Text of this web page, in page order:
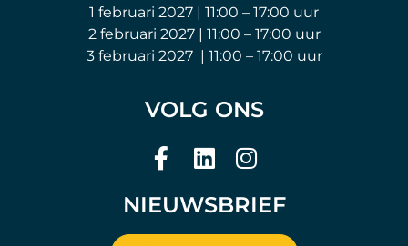
1 februari 2027 | 11:00 – 17:00 uur
2 februari 2027 | 11:00 – 17:00 uur
3 februari 2027 | 11:00 – 17:00 uur
VOLG ONS
NIEUWSBRIEF